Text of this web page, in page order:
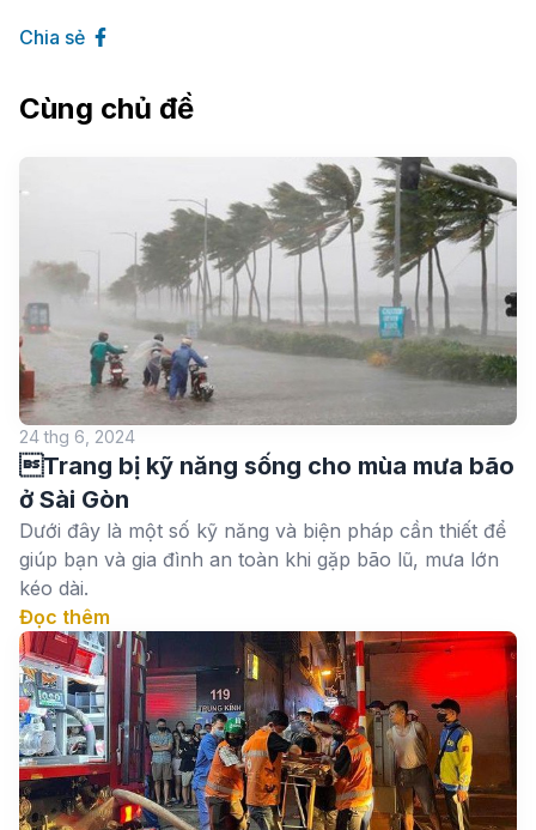
Chia sẻ
Cùng chủ đề
24 thg 6, 2024
Trang bị kỹ năng sống cho mùa mưa bão
ở Sài Gòn
Dưới đây là một số kỹ năng và biện pháp cần thiết để
giúp bạn và gia đình an toàn khi gặp bão lũ, mưa lớn
kéo dài.
Đọc thêm